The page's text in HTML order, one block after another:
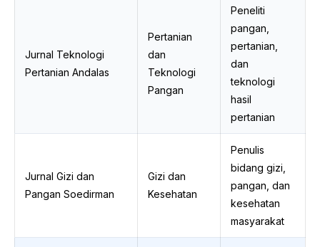
Jurnal Teknologi
Pertanian Andalas
Pertanian
dan
Teknologi
Pangan
Peneliti
pangan,
pertanian,
dan
teknologi
hasil
pertanian
Jurnal Gizi dan
Pangan Soedirman
Gizi dan
Kesehatan
Penulis
bidang gizi,
pangan, dan
kesehatan
masyarakat